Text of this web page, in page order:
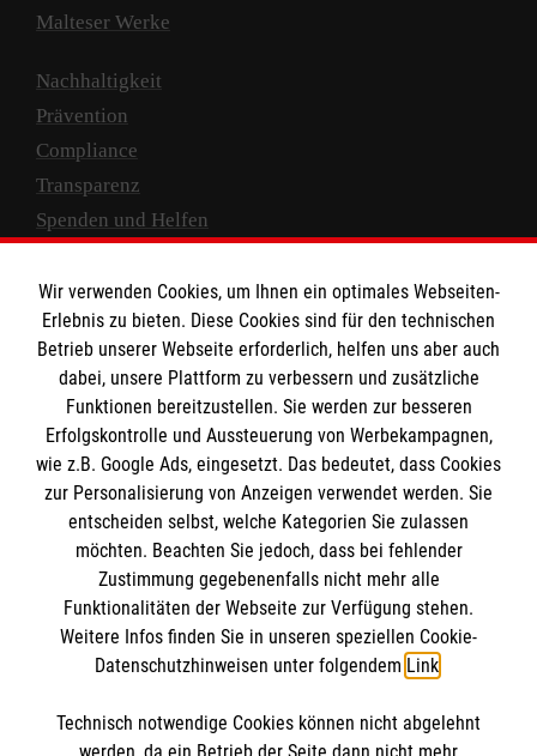
Malteser Werke
Nachhaltigkeit
Prävention
Compliance
Transparenz
Spenden und Helfen
Empfänger: Malteser Hilfsdienst e.V.
IBAN: DE10 3706 0120 1201 2000 12
BIC: GENODED 1PA7
Newsletter abonnieren
Cookies verwalten|AGB|Impressum|Datenschutz
Wir verwenden Cookies, um Ihnen ein optimales Webseiten-
Erlebnis zu bieten. Diese Cookies sind für den technischen
Betrieb unserer Webseite erforderlich, helfen uns aber auch
dabei, unsere Plattform zu verbessern und zusätzliche
Funktionen bereitzustellen. Sie werden zur besseren
Erfolgskontrolle und Aussteuerung von Werbekampagnen,
wie z.B. Google Ads, eingesetzt. Das bedeutet, dass Cookies
zur Personalisierung von Anzeigen verwendet werden. Sie
entscheiden selbst, welche Kategorien Sie zulassen
möchten. Beachten Sie jedoch, dass bei fehlender
Zustimmung gegebenenfalls nicht mehr alle
Funktionalitäten der Webseite zur Verfügung stehen.
Weitere Infos finden Sie in unseren speziellen Cookie-
Datenschutzhinweisen unter folgendem Link.
Technisch notwendige Cookies können nicht abgelehnt